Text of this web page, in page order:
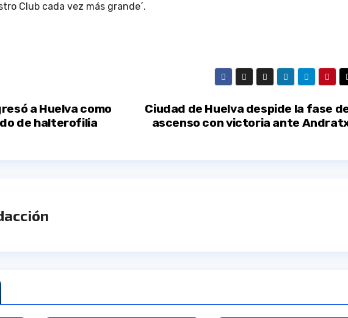
Club cada vez más grande´.
Ciudad de Huelva despide la fase
ascenso con victoria ante
a Huelva como
de halterofilia